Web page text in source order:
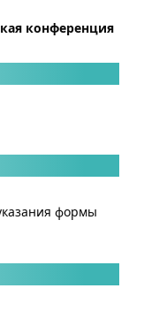
конференция
формы